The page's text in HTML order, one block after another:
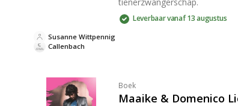
Leverbaar vanaf 13 augustus
Callenbach
Susanne Wittpennig
Boek
Maaike & Domenico